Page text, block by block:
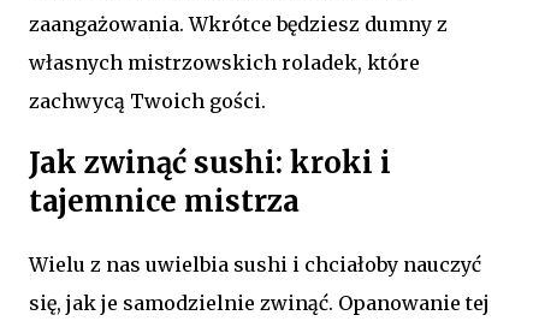
zaangażowania. Wkrótce będziesz dumny z
własnych mistrzowskich roladek, które
zachwycą Twoich gości.
Jak zwinąć sushi: kroki i
tajemnice mistrza
Wielu z nas uwielbia sushi i chciałoby nauczyć
się, jak je samodzielnie zwinąć. Opanowanie tej